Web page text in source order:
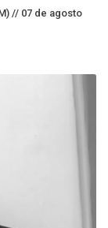
// 07 de agosto